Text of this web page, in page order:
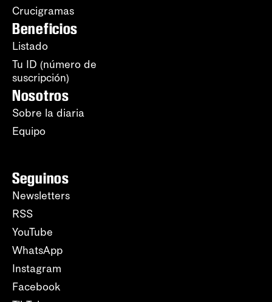
Crucigramas
Beneficios
Listado
Tu ID (número de
suscripción)
Nosotros
Sobre la diaria
Equipo
Seguinos
Newsletters
RSS
YouTube
WhatsApp
Instagram
Facebook